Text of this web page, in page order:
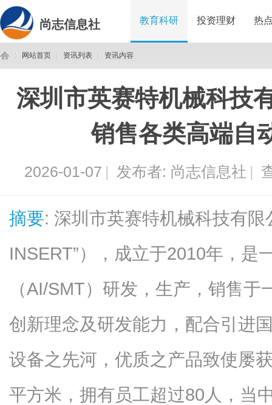
尚志信息社 教育科研 投资理财 热
网站首页
›
资讯列表
›
资讯内容
深圳市英赛特机械科技
销售各类高端自
2026-01-07 | 发布者: 尚志信息社 |
摘要: 深圳市英赛特机械科技有限
INSERT”），成立于2010年，是
（AI/SMT）研发，生产，销售
创新理念及研发能力，配合引进
设备之先河，优质之产品致使屡
平方米，拥有员工超过80人，当